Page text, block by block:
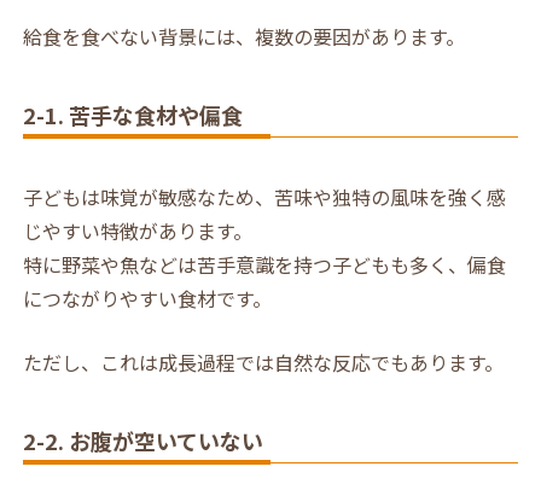
給食を食べない背景には、複数の要因があります。
2-1. 苦手な食材や偏食
子どもは味覚が敏感なため、苦味や独特の風味を強く感
じやすい特徴があります。
特に野菜や魚などは苦手意識を持つ子どもも多く、偏食
につながりやすい食材です。
ただし、これは成長過程では自然な反応でもあります。
2-2. お腹が空いていない